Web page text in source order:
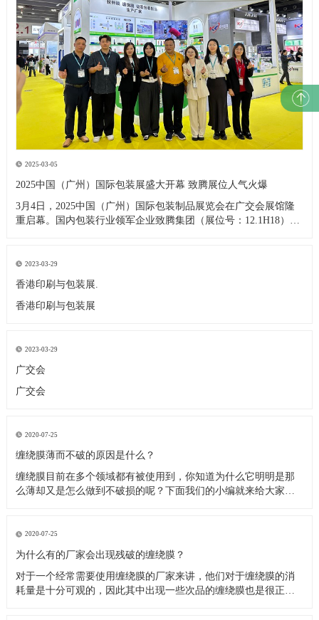
2025-03-05
2025中国（广州）国际包装展盛大开幕 致腾展位人气火爆
3月4日，2025中国（广州）国际包装制品展览会在广交会展馆隆
重启幕。国内包装行业领军企业致腾集团（展位号：12.1H18）携
结合，全方位展示其自主研发的高强度环保拉伸膜产品。据现场
2023-03-29
香港印刷与包装展.
香港印刷与包装展
2023-03-29
广交会
广交会
2020-07-25
缠绕膜薄而不破的原因是什么？
缠绕膜目前在多个领域都有被使用到，你知道为什么它明明是那
么薄却又是怎么做到不破损的呢？下面我们的小编就来给大家介
行整集包装，代替小型集装箱。由于它可降低批量货物运输包装
成本30％以
2020-07-25
为什么有的厂家会出现残破的缠绕膜？
对于一个经常需要使用缠绕膜的厂家来讲，他们对于缠绕膜的消
耗量是十分可观的，因此其中出现一些次品的缠绕膜也是很正常